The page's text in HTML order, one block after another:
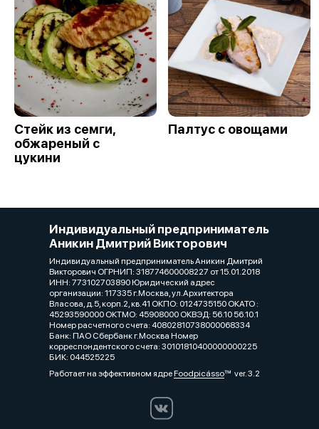
Стейк из семги,
обжареный с
цукини
Палтус с овощами
Индивидуальный предприниматель
Аникин Дмитрий Викторович
Индивидуальный предприниматель Аникин Дмитрий
Викторович ОГРНИП: 318774600008227 от 15.01.2018
ИНН: 773102703890 Юридический адрес
организации: 117335 г.Москва, ул.Архитектора
Власова, д.5, корп.2, кв.41 ОКПО: 0124735150 ОКАТО :
45293590000 ОКТМО: 45908000 ОКВЭД: 56.10 56.10.1
Номер расчетного счета: 40802810738000068334
Банк: ПАО Сбербанк г.Москва Номер
корреспондентского счета: 30101810400000000225
БИК: 044525225
Работает на эффективном ядреFoodpicássover. 3.2